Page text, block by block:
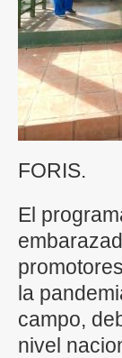
FORIS.
El
la
campo,
nivel